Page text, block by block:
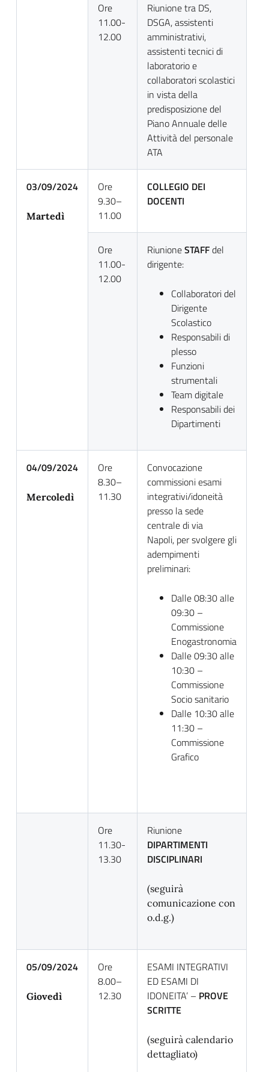
Ore
11.00-
12.00
Riunione tra DS,
DSGA, assistenti
amministrativi,
assistenti tecnici di
laboratorio e
collaboratori scolastici
in vista della
predisposizione del
Piano Annuale delle
Attività del personale
ATA
03/09/2024
Martedì
Ore
9.30–
11.00
COLLEGIO DEI
DOCENTI
Ore
11.00-
12.00
RiunioneSTAFFdel
dirigente:
Collaboratori del
Dirigente
Scolastico
Responsabili di
plesso
Funzioni
strumentali
Team digitale
Responsabili dei
Dipartimenti
04/09/2024
Mercoledì
Ore
8.30–
11.30
Convocazione
commissioni esami
integrativi/idoneità
presso la sede
centrale di via
Napoli, per svolgere gli
adempimenti
preliminari:
Dalle 08:30 alle
09:30 –
Commissione
Enogastronomia
Dalle 09:30 alle
10:30 –
Commissione
Socio sanitario
Dalle 10:30 alle
11:30 –
Commissione
Grafico
Ore
11.30-
13.30
Riunione
DIPARTIMENTI
DISCIPLINARI
(seguirà
comunicazione con
o.d.g.)
05/09/2024
Giovedì
Ore
8.00–
12.30
ESAMI INTEGRATIVI
ED ESAMI DI
IDONEITA’ – PROVE
SCRITTE
(seguirà calendario
dettagliato)